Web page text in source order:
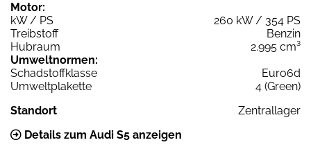
Motor:
kW / PS
260 kW / 354 PS
Treibstoff
Benzin
Hubraum
2.995 cm³
Umweltnormen:
Schadstoffklasse
Euro6d
Umweltplakette
4 (Green)
Standort
Zentrallager
Details zum Audi S5 anzeigen